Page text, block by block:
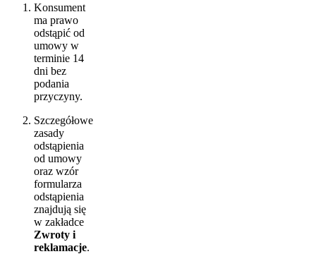
Konsument
ma prawo
odstąpić od
umowy w
terminie 14
dni bez
podania
przyczyny.
Szczegółowe
zasady
odstąpienia
od umowy
oraz wzór
formularza
odstąpienia
znajdują się
w zakładce
Zwroty i
reklamacje.